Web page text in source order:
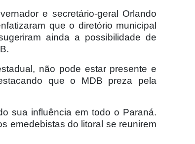
e secretário-geral Orlando
que o diretório municipal
ainda a possibilidade de
não pode estar presente e
que o MDB preza pela
sua influência em todo o Paraná.
emedebistas do litoral se reunirem